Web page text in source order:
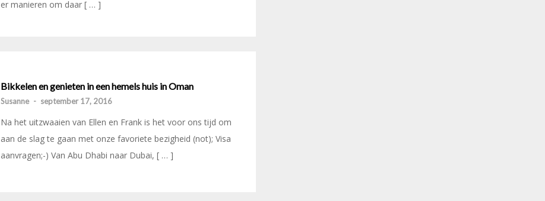
er manieren om daar [ … ]
Bikkelen en genieten in een hemels huis in Oman
Susanne - september 17, 2016
Na het uitzwaaien van Ellen en Frank is het voor ons tijd om
aan de slag te gaan met onze favoriete bezigheid (not); Visa
aanvragen;-) Van Abu Dhabi naar Dubai, [ … ]